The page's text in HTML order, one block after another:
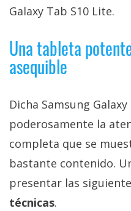
Legal
El medio de
comunicación
digital donde
todas las
noticias sobre
tecnología,
móviles,
ordenadores,
apps,
informática,
videojuegos,
comparativas,
trucos y
Galaxy Tab S10 Lite.
Una tableta
asequible
Dicha Samsung
poderosamente la
completa que se
bastante contenido.
presentar las
técnicas.